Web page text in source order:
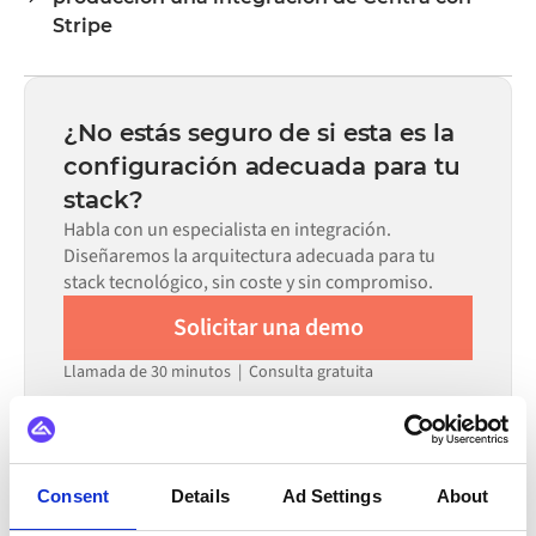
Consent Details Ad Settings About
visual sin necesidad de escribir código personalizado,
la gestión de errores. El código personalizado está
cumplir con los requisitos.
Stripe
semanas, no en meses, dependiendo de la complejidad
del mapeo de datos, el número de flujos requeridos y tu
proceso de revisión interna. En el marketplace de Alumio
hay conectores preconfigurados para muchos sistemas,
lo que reduce significativamente el tiempo de
configuración.
¿No estás seguro de si esta es la
configuración adecuada para tu
stack?
Habla con un especialista en integración.
Diseñaremos la arquitectura adecuada para tu
stack tecnológico, sin coste y sin compromiso.
Solicitar una demo
Llamada de 30 minutos | Consulta gratuita
Virto Commerce Zoho CRM Wix Centra